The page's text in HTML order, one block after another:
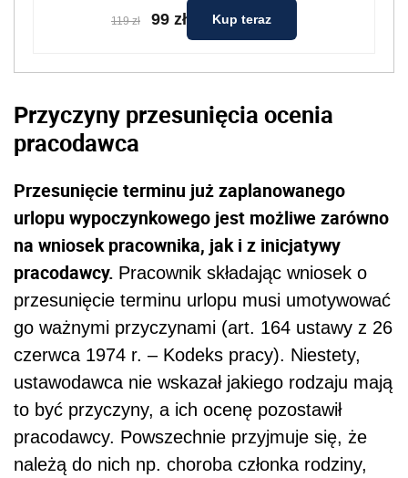
119 zł 99 zł Kup teraz
Przyczyny przesunięcia ocenia
pracodawca
Przesunięcie terminu już zaplanowanego
urlopu wypoczynkowego jest możliwe zarówno
na wniosek pracownika, jak i z inicjatywy
pracodawcy. Pracownik składając wniosek o
przesunięcie terminu urlopu musi umotywować
go ważnymi przyczynami (art. 164 ustawy z 26
czerwca 1974 r. – Kodeks pracy). Niestety,
ustawodawca nie wskazał jakiego rodzaju mają
to być przyczyny, a ich ocenę pozostawił
pracodawcy. Powszechnie przyjmuje się, że
należą do nich np. choroba członka rodziny,